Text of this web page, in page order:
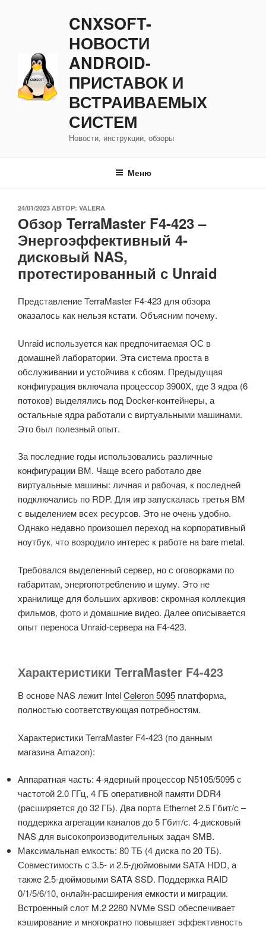
CNXSOFT-
НОВОСТИ
ANDROID-
ПРИСТАВОК И
ВСТРАИВАЕМЫХ
СИСТЕМ
Новости, инструкции, обзоры
Меню
ОПУБЛИКОВАНО
24/01/2023 АВТОР: VALERA
Обзор TerraMaster F4-423 –
Энергоэффективный 4-
дисковый NAS,
протестированный с Unraid
Представление TerraMaster F4-423 для обзора
оказалось как нельзя кстати. Объясним почему.
Unraid используется как предпочитаемая ОС в
домашней лаборатории. Эта система проста в
обслуживании и устойчива к сбоям. Предыдущая
конфигурация включала процессор 3900X, где 3 ядра (6
потоков) выделялись под Docker-контейнеры, а
остальные ядра работали с виртуальными машинами.
Это был полезный опыт.
За последние годы использовались различные
конфигурации ВМ. Чаще всего работало две
виртуальные машины: личная и рабочая, к последней
подключались по RDP. Для игр запускалась третья ВМ
с выделением всех ресурсов. Это не очень удобно.
Однако недавно произошел переход на корпоративный
ноутбук, что возродило интерес к работе на bare metal.
Требовался выделенный сервер, но с оговорками по
габаритам, энергопотреблению и шуму. Это не
хранилище для больших архивов: скромная коллекция
фильмов, фото и домашние видео. Далее описывается
опыт переноса Unraid-сервера на F4-423.
Характеристики TerraMaster F4-423
В основе NAS лежит IntelCeleron 5095 платформа,
полностью соответствующая потребностям.
Характеристики TerraMaster F4-423 (по данным
магазина Amazon):
Аппаратная часть: 4-ядерный процессор N5105/5095 с
частотой 2.0 ГГц, 4 ГБ оперативной памяти DDR4
(расширяется до 32 ГБ). Два порта Ethernet 2.5 Гбит/с –
поддержка агрегации каналов до 5 Гбит/с. 4-дисковый
NAS для высокопроизводительных задач SMB.
Максимальная емкость: 80 ТБ (4 диска по 20 ТБ).
Совместимость с 3.5- и 2.5-дюймовыми SATA HDD, а
также 2.5-дюймовыми SATA SSD. Поддержка RAID
0/1/5/6/10, онлайн-расширения емкости и миграции.
Встроенный слот M.2 2280 NVMe SSD обеспечивает
кэширование и многократно повышает эффективность